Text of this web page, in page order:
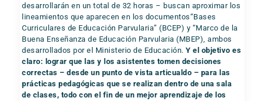
desarrollarán en un total de 32 horas – buscan aproximar los
lineamientos que aparecen en los documentos“Bases
Curriculares de Educación Parvularia” (BCEP) y “Marco de la
Buena Enseñanza de Educación Parvularia (MBEP), ambos
desarrollados por el Ministerio de Educación.Y el objetivo es
claro: lograr que las y los asistentes tomen decisiones
correctas – desde un punto de vista articualdo – para las
prácticas pedagógicas que se realizan dentro de una sala
de clases, todo con el fin de un mejor aprendizaje de los